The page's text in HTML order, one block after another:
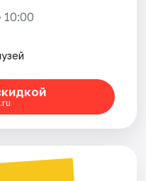
10:00